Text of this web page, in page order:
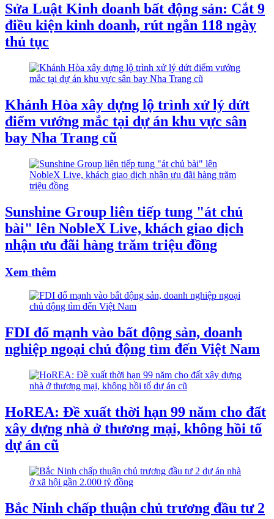
Sửa Luật Kinh doanh bất động sản: Cắt 9
điều kiện kinh doanh, rút ngắn 118 ngày
thủ tục
Khánh Hòa xây dựng lộ trình xử lý dứt
điểm vướng mắc tại dự án khu vực sân
bay Nha Trang cũ
Sunshine Group liên tiếp tung "át chủ
bài" lên NobleX Live, khách giao dịch
nhận ưu đãi hàng trăm triệu đồng
Xem thêm
FDI đổ mạnh vào bất động sản, doanh
nghiệp ngoại chủ động tìm đến Việt Nam
HoREA: Đề xuất thời hạn 99 năm cho đất
xây dựng nhà ở thương mại, không hồi tố
dự án cũ
Bắc Ninh chấp thuận chủ trương đầu tư 2